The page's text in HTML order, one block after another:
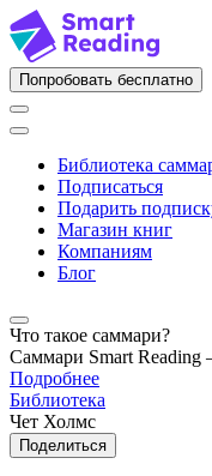
Попробовать бесплатно
Библиотека
Подписаться
Подарить
Магазин книг
Компаниям
Блог
Что такое саммари?
Саммари Smart
Подробнее
Библиотека
Чет Холмс
Поделиться